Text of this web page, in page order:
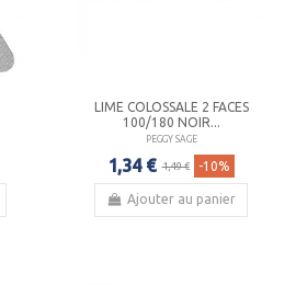
LIME COLOSSALE 2 FACES
100/180 NOIR...
PEGGY SAGE
1,34 € 1,49 € -10%
Ajouter au panier